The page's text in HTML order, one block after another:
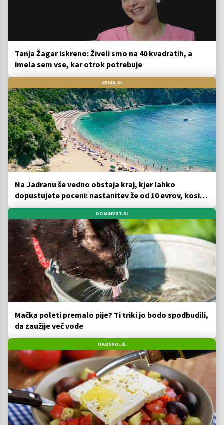
Tanja Žagar iskreno: Živeli smo na 40 kvadratih, a
imela sem vse, kar otrok potrebuje
CEKIN.SI
Na Jadranu še vedno obstaja kraj, kjer lahko
dopustujete poceni: nastanitev že od 10 evrov, kosilo
za pet evrov
DOMINVRT.SI
Mačka poleti premalo pije? Ti triki jo bodo spodbudili,
da zaužije več vode
OKUSNO.JE